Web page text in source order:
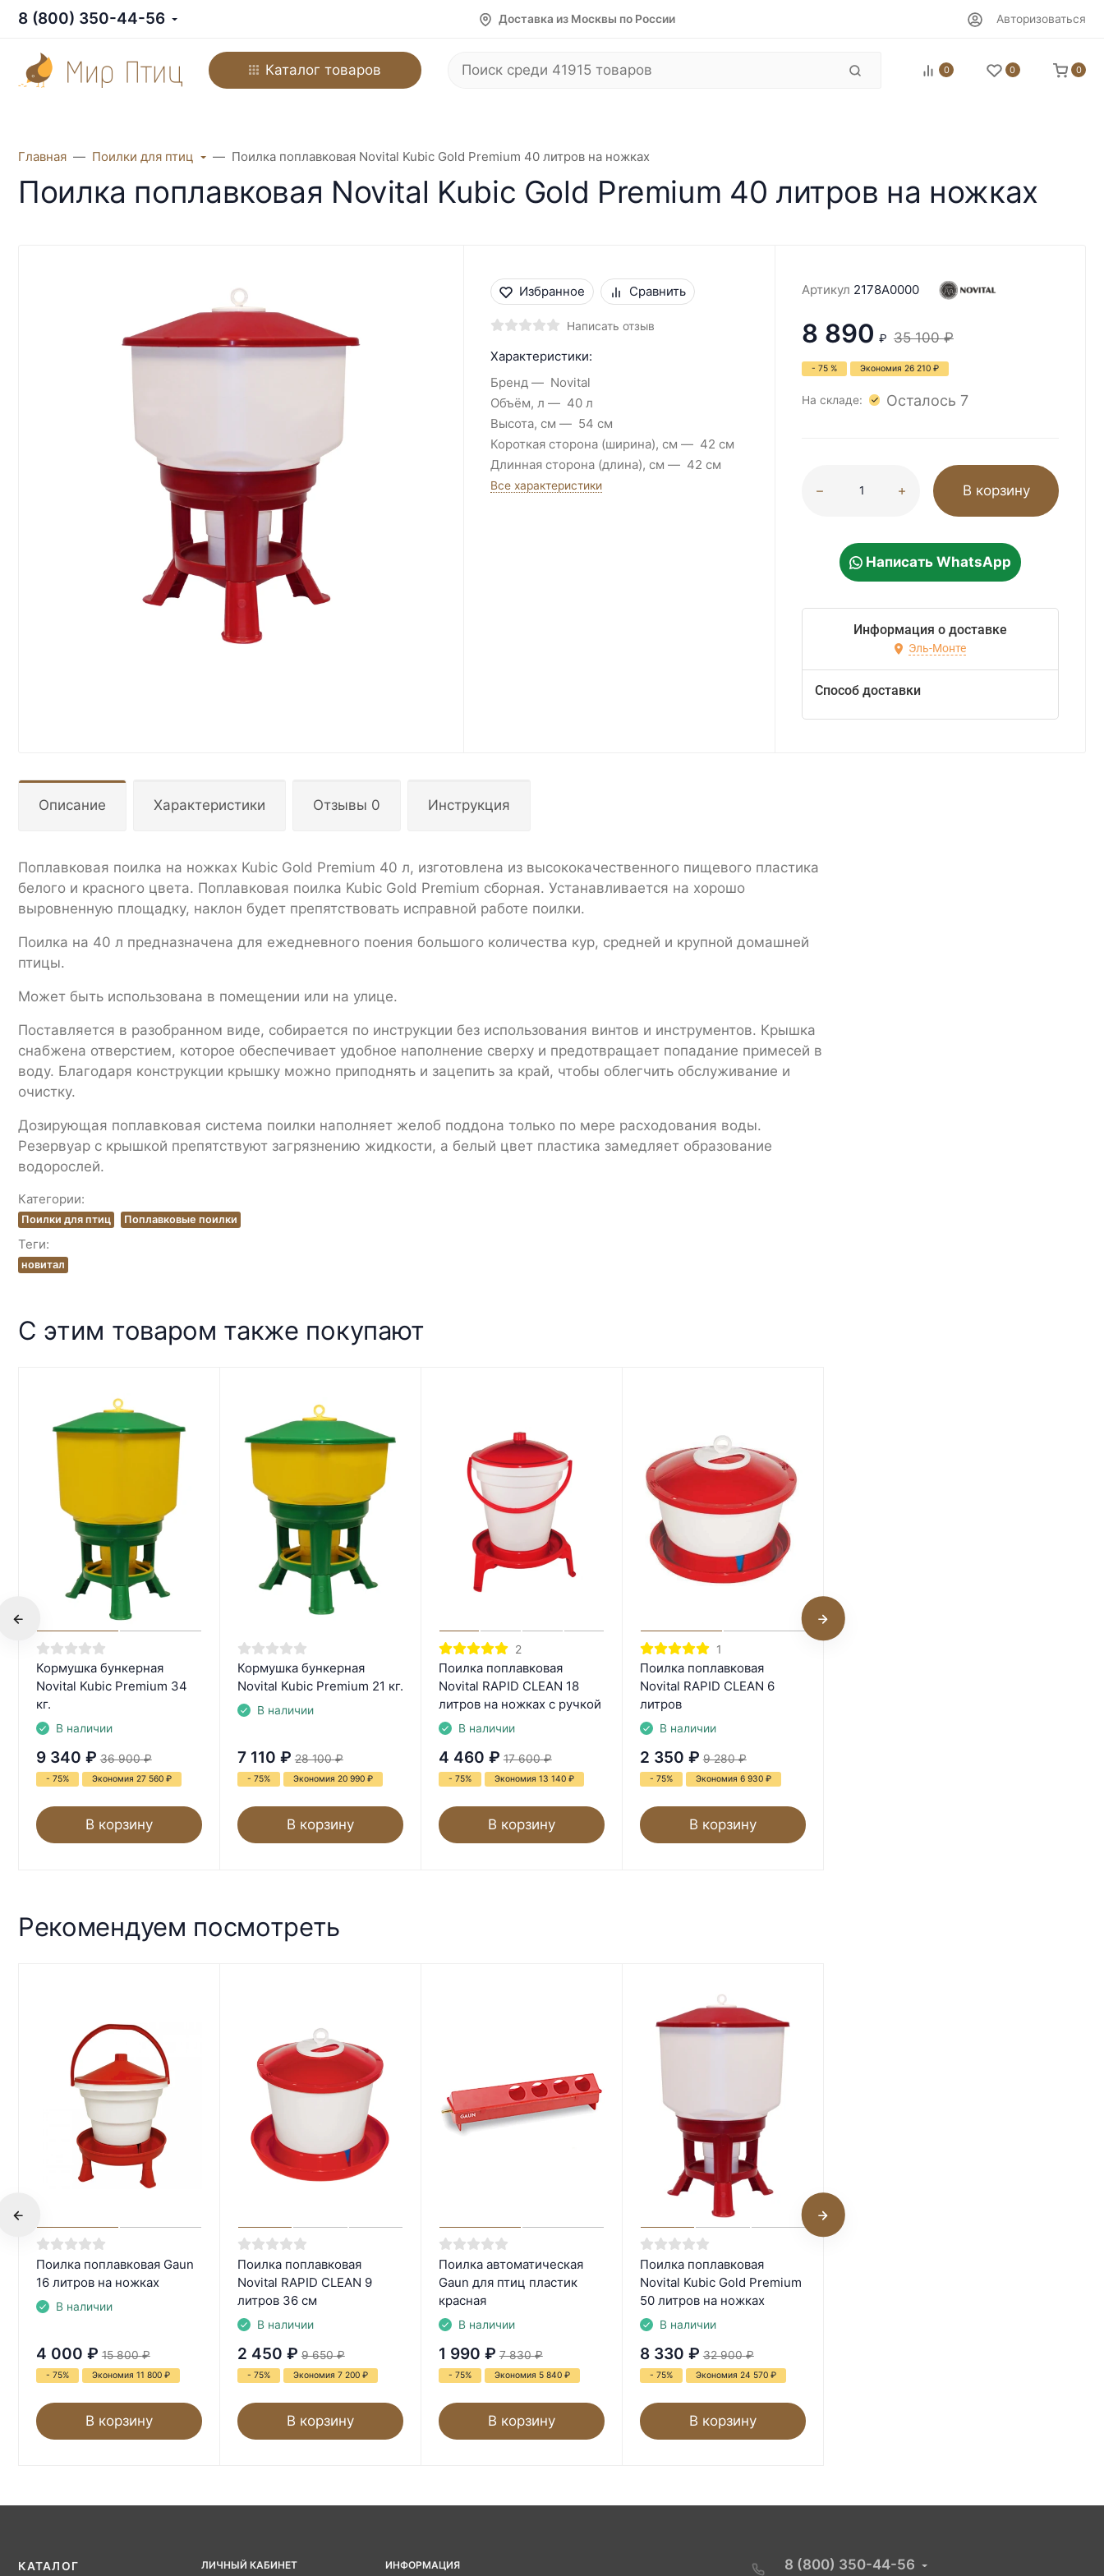
8 (800) 350-44-56 Доставка из Москвы по России Авторизоваться
Каталог товаров 0 0 0
Главная Поилки для птиц Поилка поплавковая Novital Kubic Gold Premium 40 литров на ножках
Поилка поплавковая Novital Kubic Gold Premium 40 литров на ножках
Избранное Сравнить
Написать отзыв
Характеристики:
Бренд
Novital
Объём, л
40 л
Высота, см
54 см
Короткая сторона (ширина), см
42 см
Длинная сторона (длина), см
42 см
Все характеристики
Артикул 2178A0000
8 890 ₽ 35 100 ₽
- 75 % Экономия 26 210 ₽
На складе: Осталось 7
В корзину
Написать WhatsApp
Информация о доставке
Эль-Монте
Способ доставки
Описание Характеристики Отзывы 0 Инструкция
Поплавковая поилка на ножках Kubic Gold Premium 40 л, изготовлена из высококачественного пищевого пластика
белого и красного цвета. Поплавковая поилка Kubic Gold Premium сборная. Устанавливается на хорошо
выровненную площадку, наклон будет препятствовать исправной работе поилки.
Поилка на 40 л предназначена для ежедневного поения большого количества кур, средней и крупной домашней
птицы.
Может быть использована в помещении или на улице.
Поставляется в разобранном виде, собирается по инструкции без использования винтов и инструментов. Крышка
снабжена отверстием, которое обеспечивает удобное наполнение сверху и предотвращает попадание примесей в
воду. Благодаря конструкции крышку можно приподнять и зацепить за край, чтобы облегчить обслуживание и
очистку.
Дозирующая поплавковая система поилки наполняет желоб поддона только по мере расходования воды.
Резервуар с крышкой препятствуют загрязнению жидкости, а белый цвет пластика замедляет образование
водорослей.
Категории:
Поилки для птиц Поплавковые поилки
Теги:
новитал
С этим товаром также покупают
Кормушка бункерная
Novital Kubic Premium 34
кг.
В наличии
9 340 ₽ 36 900 ₽
- 75% Экономия 27 560 ₽
В корзину
Кормушка бункерная
Novital Kubic Premium 21 кг.
В наличии
7 110 ₽ 28 100 ₽
- 75% Экономия 20 990 ₽
В корзину
2
Поилка поплавковая
Novital RAPID CLEAN 18
литров на ножках с ручкой
В наличии
4 460 ₽ 17 600 ₽
- 75% Экономия 13 140 ₽
В корзину
1
Поилка поплавковая
Novital RAPID CLEAN 6
литров
В наличии
2 350 ₽ 9 280 ₽
- 75% Экономия 6 930 ₽
В корзину
Рекомендуем посмотреть
Поилка поплавковая Gaun
16 литров на ножках
В наличии
4 000 ₽ 15 800 ₽
- 75% Экономия 11 800 ₽
В корзину
Поилка поплавковая
Novital RAPID CLEAN 9
литров 36 см
В наличии
2 450 ₽ 9 650 ₽
- 75% Экономия 7 200 ₽
В корзину
Поилка автоматическая
Gaun для птиц пластик
красная
В наличии
1 990 ₽ 7 830 ₽
- 75% Экономия 5 840 ₽
В корзину
Поилка поплавковая
Novital Kubic Gold Premium
50 литров на ножках
В наличии
8 330 ₽ 32 900 ₽
- 75% Экономия 24 570 ₽
В корзину
КАТАЛОГ ЛИЧНЫЙ КАБИНЕТ ИНФОРМАЦИЯ 8 (800) 350-44-56